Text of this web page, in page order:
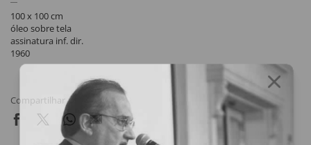
100 x 100 cm
óleo sobre tela
assinatura inf. dir.
1960
Compartilhar